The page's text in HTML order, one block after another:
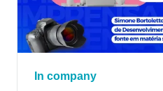
In company